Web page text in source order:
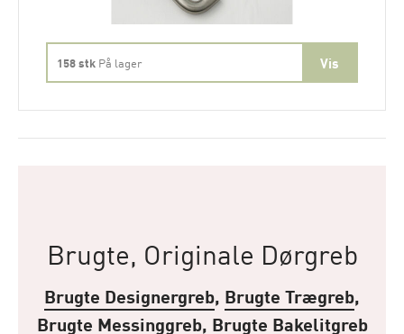
158 stk På lager
Brugte, Originale Dørgreb
Brugte Designergreb, Brugte Trægreb,
Brugte Messinggreb, Brugte Bakelitgreb